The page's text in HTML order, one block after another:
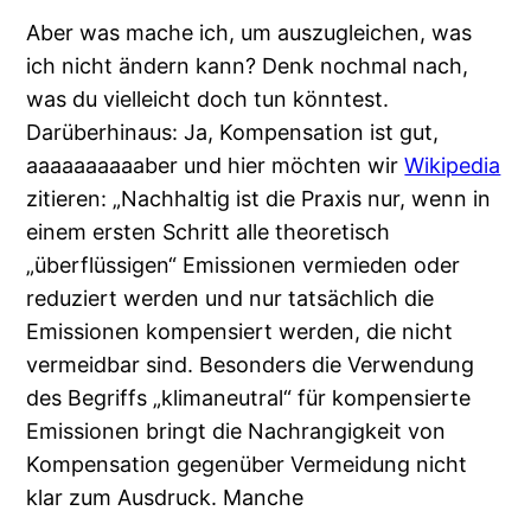
Aber was mache ich, um auszugleichen, was
ich nicht ändern kann? Denk nochmal nach,
was du vielleicht doch tun könntest.
Darüberhinaus: Ja, Kompensation ist gut,
aaaaaaaaaaber und hier möchten wirWikipedia
zitieren: „Nachhaltig ist die Praxis nur, wenn in
einem ersten Schritt alle theoretisch
„überflüssigen“ Emissionen vermieden oder
reduziert werden und nur tatsächlich die
Emissionen kompensiert werden, die nicht
vermeidbar sind. Besonders die Verwendung
des Begriffs „klimaneutral“ für kompensierte
Emissionen bringt die Nachrangigkeit von
Kompensation gegenüber Vermeidung nicht
klar zum Ausdruck. Manche